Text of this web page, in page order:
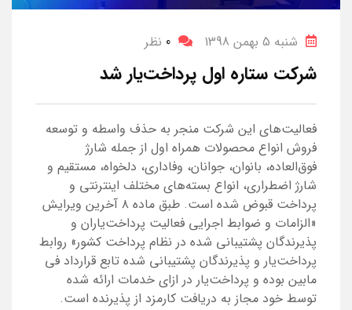
شنبه 5 بهمن 1398 0 نظر
شرکت ستاره اول پرداخت‌یار شد
فعالیت‌های این شرکت منجر به حذف واسطه و توسعه
فروش انواع محصولات همراه اول از جمله شارژ
فوق‌العاده، بانوان، جوانان، وفاداری، دلخواه، مستقیم و
شارژ اضطراری، انواع بسته‌های مختلف اینترنتی و
پرداخت قبوض شده است. طبق ماده ۸ آخرین ویرایش
«الزامات و ضوابط اجرایی فعالیت پرداخت‌یاران و
پذیرندگان پشتیبانی شده در نظام پرداخت کشور» روابط
پرداخت‌یار و پذیرندگان پشتیبانی شده تابع قرارداد فی
مابین بوده و پرداخت‌یار در ازای خدمات ارائه شده
توسط خود مجاز به دریافت کارمزد از پذیرنده است.